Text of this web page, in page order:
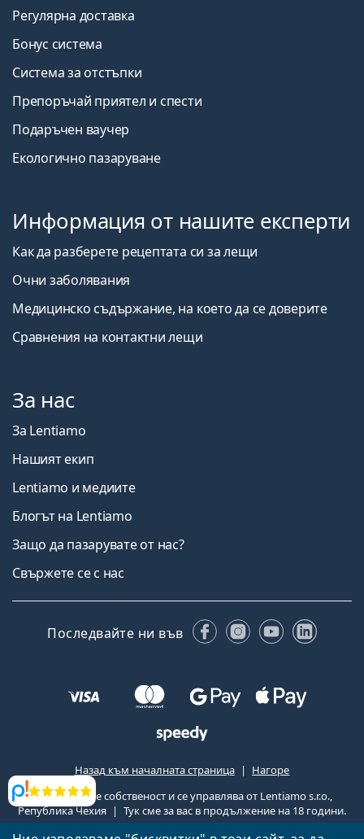
Прегледи
Регулярна доставка
Бонус система
Система за отстъпки
Препоръчай приятел и спести
Подаръчен ваучер
Екологично пазаруване
Информация от нашите експерти
Как да разберете рецептата си за лещи
Очни заболявания
Медицинско съдържание, на което да се доверите
Сравнения на контактни лещи
За нас
За Lentiamo
Нашият екип
Lentiamo и медиите
Блогът на Lentiamo
Защо да пазарувате от нас?
Свържете се с нас
Последвайте ни във FacebookInstagram
YouTube
Назад към началната страница
Нагоре
Lentiamo.bg е собственост и се управлява от Lentiamo s.r.o.,
Република Чехия
Тук сме за вас в продължение на 18 години.